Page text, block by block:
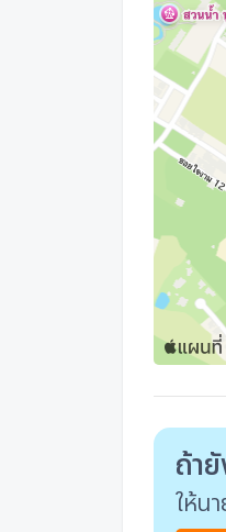
ถ้า
ให้น